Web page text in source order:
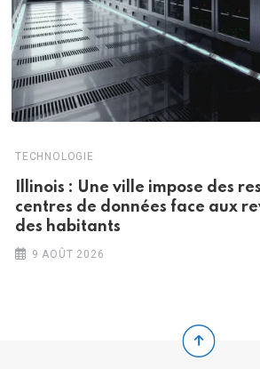
TECHNOLOGIE
Illinois : Une ville impose des
centres de données face aux
des habitants
9 AOÛT 2026